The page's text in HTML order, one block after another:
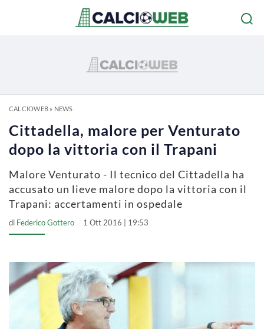
CALCIOWEB» NEWS
Cittadella, malore per Venturato
dopo la vittoria con il Trapani
Malore Venturato - Il tecnico del Cittadella ha
accusato un lieve malore dopo la vittoria con il
Trapani: accertamenti in ospedale
di Federico Gottero 1 Ott 2016 | 19:53